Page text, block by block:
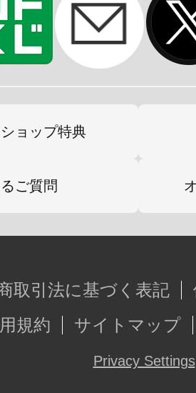
する方式です。
クスタイプ・ハイソ
プと共用です。
】
用しており、
と組み合わせて遊ぶ
ェアタイプ胴体×1
ョップ特典
ご質問
取引法に基づく表記
規約
サイトマップ
Privacy Settings